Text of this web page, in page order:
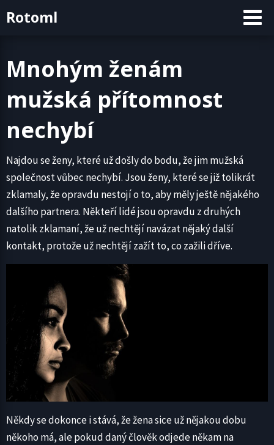
toRotoml
Mnohým ženám
mužská přítomnost
nechybí
Najdou se ženy, které už došly do bodu, že jim mužská
společnost vůbec nechybí. Jsou ženy, které se již tolikrát
zklamaly, že opravdu nestojí o to, aby měly ještě nějakého
dalšího partnera. Někteří lidé jsou opravdu z druhých
natolik zklamaní, že už nechtějí navázat nějaký další
kontakt, protože už nechtějí zažít to, co zažili dříve.
Někdy se dokonce i stává, že žena sice už nějakou dobu
někoho má, ale pokud daný člověk odjede někam na